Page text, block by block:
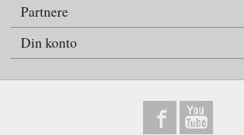
Partnere
Din konto